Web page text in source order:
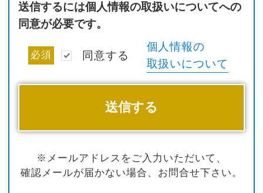
送信するには個人情報の取扱いについてへの
同意が必要です。
必須 同意する
個人情報の
取扱いについて
※メールアドレスをご入力いただいて、
確認メールが届かない場合、お問合せ下さい。